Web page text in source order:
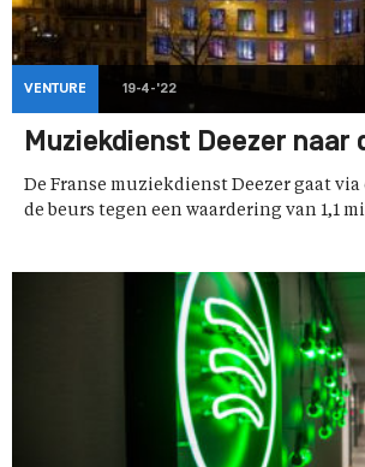
VENTURE 19-4-'22
Muziekdienst Deezer naar
De Franse muziekdienst Deezer gaat via
de beurs tegen een waardering van 1,1